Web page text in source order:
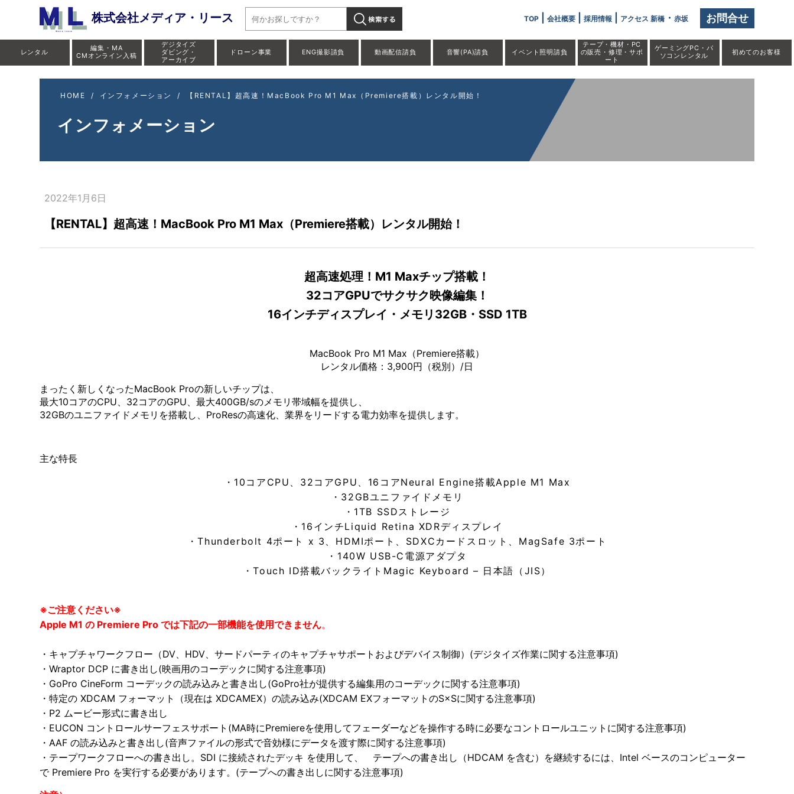
株式会社メディア・リース お問合せ
TOP| 会社概要| 採用情報 アクセス 新橋・ 赤坂
レンタル
編集・MA
CMオンライン入稿
デジタイズ
ダビング・
アーカイブ
ドローン事業 ENG撮影請負 動画配信請負 音響(PA)請負 イベント照明請負
テープ・機材・PC
の販売・修理・サポ
ート
ゲーミングPC・パ
ソコンレンタル
初めてのお客様
HOME / インフォメーション / 【RENTAL】超高速！MacBook Pro M1 Max（Premiere搭載）レンタル開始！
インフォメーション
2022年1月6日
【RENTAL】超高速！MacBook Pro M1 Max（Premiere搭載）レンタル開始！
超高速処理！M1 Maxチップ搭載！
32コアGPUでサクサク映像編集！
16インチディスプレイ・メモリ32GB・SSD 1TB
MacBook Pro M1 Max（Premiere搭載）
レンタル価格：3,900円（税別）/日
まったく新しくなったMacBook Proの新しいチップは、
最大10コアのCPU、32コアのGPU、最大400GB/sのメモリ帯域幅を提供し、
32GBのユニファイドメモリを搭載し、ProResの高速化、業界をリードする電力効率を提供します。
主な特長
・10コアCPU、32コアGPU、16コアNeural Engine搭載Apple M1 Max
・32GBユニファイドメモリ
・1TB SSDストレージ
・16インチLiquid Retina XDRディスプレイ
・Thunderbolt 4ポート x 3、HDMIポート、SDXCカードスロット、MagSafe 3ポート
・140W USB-C電源アダプタ
・Touch ID搭載バックライトMagic Keyboard – 日本語（JIS）
※ご注意ください※
Apple M1 の Premiere Pro では下記の一部機能を使用できません。
・キャプチャワークフロー（DV、HDV、サードパーティのキャプチャサポートおよびデバイス制御）(デジタイズ作業に関する注意事項)
・Wraptor DCP に書き出し(映画用のコーデックに関する注意事項)
・GoPro CineForm コーデックの読み込みと書き出し(GoPro社が提供する編集用のコーデックに関する注意事項)
・特定の XDCAM フォーマット（現在は XDCAMEX）の読み込み(XDCAM EXフォーマットのS×Sに関する注意事項)
・P2 ムービー形式に書き出し
・EUCON コントロールサーフェスサポート(MA時にPremiereを使用してフェーダーなどを操作する時に必要なコントロールユニットに関する注意事項)
・AAF の読み込みと書き出し(音声ファイルの形式で音効様にデータを渡す際に関する注意事項)
・テープワークフローへの書き出し。SDI に接続されたデッキ を使用して、 テープへの書き出し（HDCAM を含む）を継続するには、Intel ベースのコンピューター
で Premiere Pro を実行する必要があります。(テープへの書き出しに関する注意事項)